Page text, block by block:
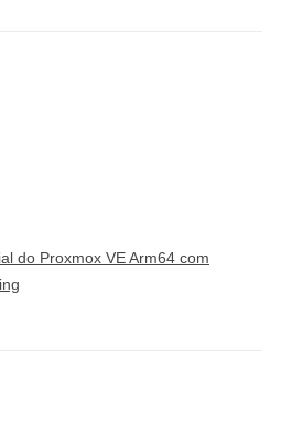
do Proxmox VE Arm64 com